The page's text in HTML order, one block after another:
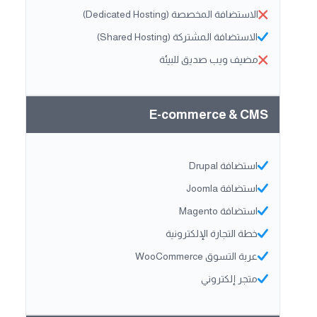
الاستضافة المخصصة (Dedicated Hosting)
الاستضافة المشتركة (Shared Hosting)
مضيف ويب صديق للبيئة
E-commerce & CMS
استضافة Drupal
استضافة Joomla
استضافة Magento
خطة التجارة الإلكترونية
عربة التسوق WooCommerce
متجر إلكتروني